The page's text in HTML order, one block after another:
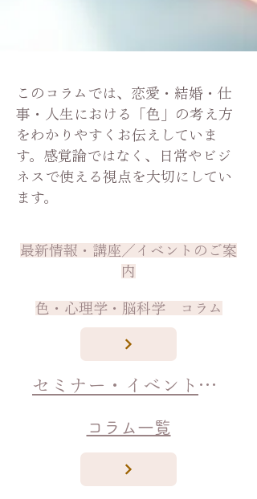
​このコラムでは、恋愛・結婚・仕
事・人生における「色」の考え方
をわかりやすくお伝えしていま
す。感覚論ではなく、日常やビジ
ネスで使える視点を大切にしてい
ます。
最新情報・講座／イベントのご案
内
色・心理学・脳科学 コラム
セミナー・イベント開催情報｜色彩・印象・ビジネス
コラム一覧